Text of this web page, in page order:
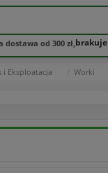
dostawa od 300 zł, brakuje
i Eksploatacja Worki